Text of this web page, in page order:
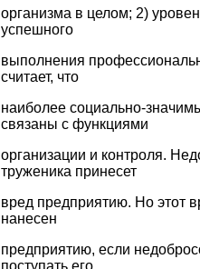
организма в целом; 2)
успешного
выполнения
считает, что
наиболее социально-
связаны с функциями
организации и контроля.
труженика принесет
вред предприятию. Но этот
нанесен
предприятию, если
поступать его